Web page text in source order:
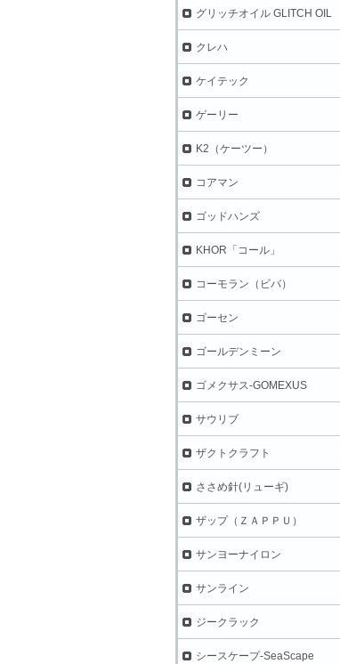
グリッチオイル GLITCH OIL
クレハ
ケイテック
ゲーリー
K2（ケーツー）
コアマン
ゴッドハンズ
KHOR「コール」
コーモラン（ビバ）
ゴーセン
ゴールデンミーン
ゴメクサス-GOMEXUS
サウリブ
ザクトクラフト
ささめ針(リューギ)
ザップ（ＺＡＰＰＵ）
サンヨーナイロン
サンライン
ジークラック
シースケープ-SeaScape